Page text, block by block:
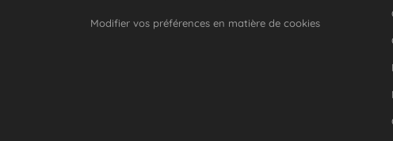
Modifier vos préférences en matière de cookies